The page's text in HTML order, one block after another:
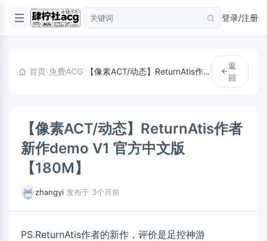
登录/注册
首页/免费ACG/ 【像素ACT/动态】ReturnAtis作者新作demo V1 官方中文版【180M】
返
回
【像素ACT/动态】ReturnAtis作者
新作demo V1 官方中文版
【180M】
zhangyi 发布于 3个月前
PS.ReturnAtis作者的新作，评价是足控神游